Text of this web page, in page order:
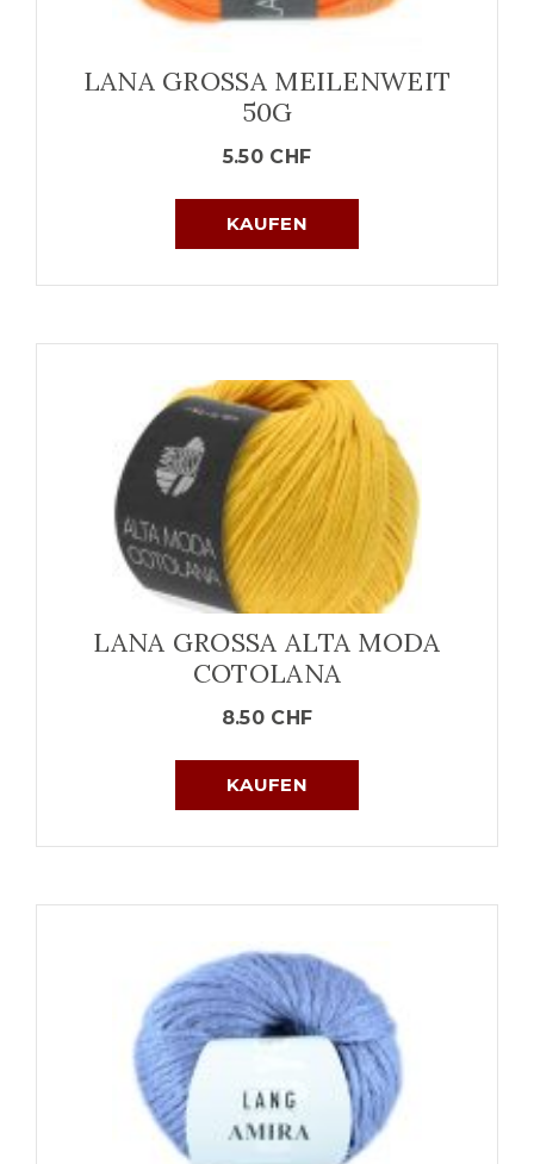
LANA GROSSA MEILENWEIT
50G
5.50 CHF
KAUFEN
LANA GROSSA ALTA MODA
COTOLANA
8.50 CHF
KAUFEN